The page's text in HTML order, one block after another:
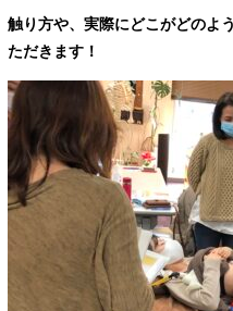
触り方や、実際にどこがどのよ
ただきます！